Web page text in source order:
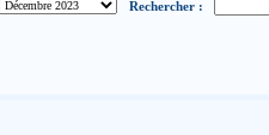
Rechercher :